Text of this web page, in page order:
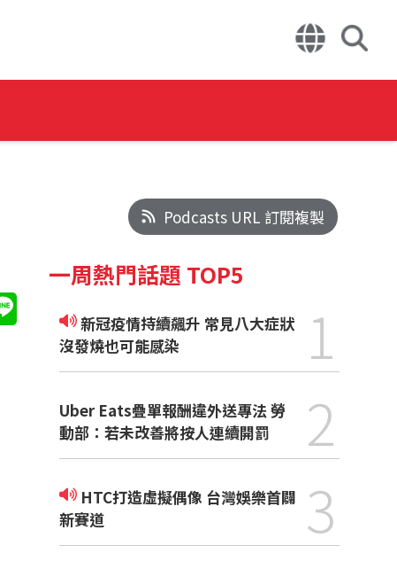
Podcasts URL 訂閱複製
一周熱門話題 TOP5
新冠疫情持續飆升 常見八大症狀
沒發燒也可能感染
1
Uber Eats疊單報酬違外送專法 勞
動部：若未改善將按人連續開罰
2
新賽道
3